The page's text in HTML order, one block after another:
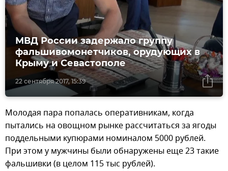
22 сентября 2017, 15:39
МВД России задержало группу
фальшивомонетчиков, орудующих в
Крыму и Севастополе
Молодая пара попалась оперативникам, когда
пытались на овощном рынке рассчитаться за ягоды
поддельными купюрами номиналом 5000 рублей.
При этом у мужчины были обнаружены еще 23 такие
фальшивки (в целом 115 тыс рублей).